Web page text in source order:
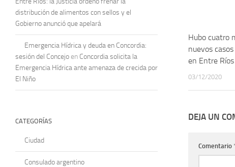
Hubo cuatro
nuevos
en Entre Ríos
03/12/2020
DEJA UN
Comentario
distribución de alimentos con sellos y el
Gobierno anunció que apelará
Emergencia Hídrica y deuda en Concordia:
sesión del Concejo en Concordia solicita la
Emergencia Hídrica ante amenaza de crecida por
El Niño
CATEGORÍAS
Ciudad
Consulado argentino